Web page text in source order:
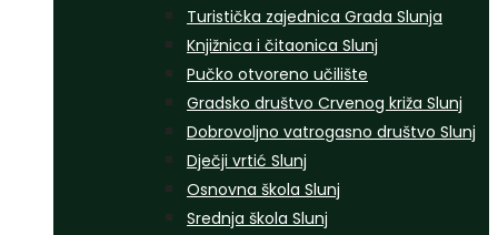
Turistička zajednica Grada Slunja
Knjižnica i čitaonica Slunj
Pučko otvoreno učilište
Gradsko društvo Crvenog križa Slunj
Dobrovoljno vatrogasno društvo Slunj
Dječji vrtić Slunj
Osnovna škola Slunj
Srednja škola Slunj